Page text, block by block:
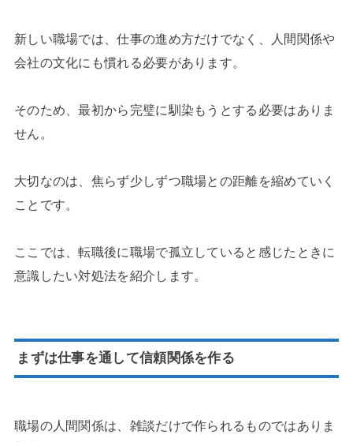
新しい職場では、仕事の進め方だけでなく、人間関係や
会社の文化にも慣れる必要があります。
そのため、最初から完璧に馴染もうとする必要はありま
せん。
大切なのは、焦らず少しずつ職場との距離を縮めていく
ことです。
ここでは、転職後に職場で孤立していると感じたときに
意識したい対処法を紹介します。
まずは仕事を通して信頼関係を作る
職場の人間関係は、雑談だけで作られるものではありま